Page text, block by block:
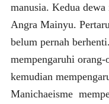
manusia. Kedua
Angra Mainyu.
belum pernah
mempengaruhi
kemudian
Manichaeisme